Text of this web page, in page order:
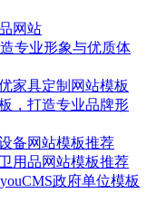
网站
专业形象与优质体
家具定制网站模板
，打造专业品牌形
备网站模板推荐
用品网站模板推荐
政府单位模板